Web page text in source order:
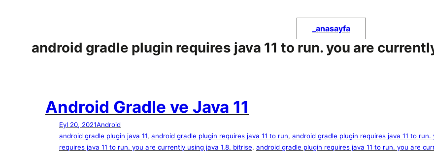
anasayfa
android gradle plugin requires java 11 to run. you are
Android Gradle ve Java 11
Eyl 20, 2021Android
android gradle plugin java 11, android gradle plugin requires java 11 to run, android gradle plugin requires java 11 to
requires java 11 to run. you are currently using java 1.8. bitrise, android gradle plugin requires java 11 to run. you are